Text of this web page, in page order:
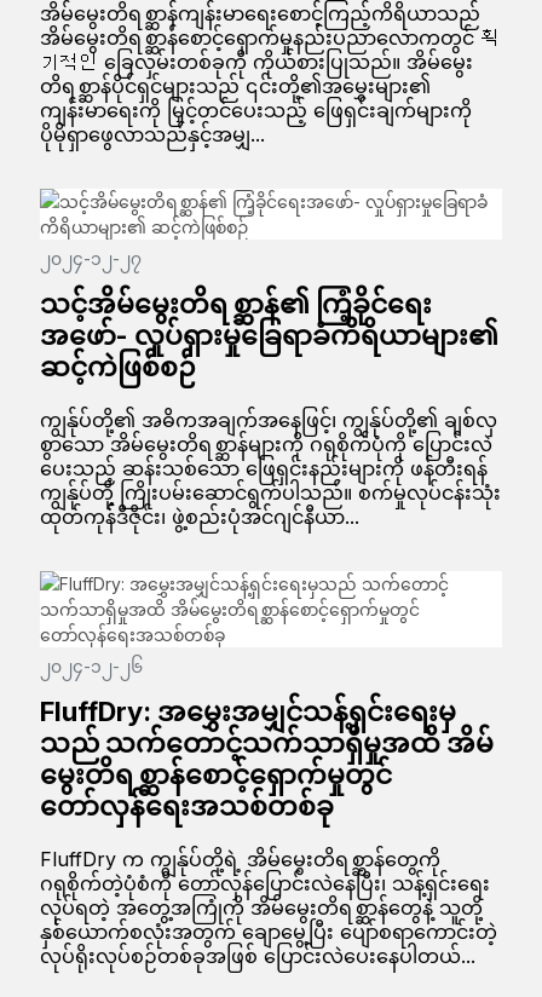
အိမ်မွေးတိရစ္ဆာန်ကျန်းမာရေးစောင့်ကြည့်ကိရိယာသည်
အိမ်မွေးတိရစ္ဆာန်စောင့်ရှောက်မှုနည်းပညာလောကတွင် 획
기적인 ခြေလှမ်းတစ်ခုကို ကိုယ်စားပြုသည်။ အိမ်မွေး
တိရစ္ဆာန်ပိုင်ရှင်များသည် ၎င်းတို့၏အမွှေးများ၏
ကျန်းမာရေးကို မြှင့်တင်ပေးသည့် ဖြေရှင်းချက်များကို
ပိုမိုရှာဖွေလာသည်နှင့်အမျှ...
၂၀၂၄-၁၂-၂၇
သင့်အိမ်မွေးတိရစ္ဆာန်၏ ကြံ့ခိုင်ရေး
အဖော်- လှုပ်ရှားမှုခြေရာခံကိရိယာများ၏
ဆင့်ကဲဖြစ်စဉ်
ကျွန်ုပ်တို့၏ အဓိကအချက်အနေဖြင့်၊ ကျွန်ုပ်တို့၏ ချစ်လှ
စွာသော အိမ်မွေးတိရစ္ဆာန်များကို ဂရုစိုက်ပုံကို ပြောင်းလဲ
ပေးသည့် ဆန်းသစ်သော ဖြေရှင်းနည်းများကို ဖန်တီးရန်
ကျွန်ုပ်တို့ ကြိုးပမ်းဆောင်ရွက်ပါသည်။ စက်မှုလုပ်ငန်းသုံး
ထုတ်ကုန်ဒီဇိုင်း၊ ဖွဲ့စည်းပုံအင်ဂျင်နီယာ...
၂၀၂၄-၁၂-၂၆
FluffDry: အမွှေးအမျှင်သန့်ရှင်းရေးမှ
သည် သက်တောင့်သက်သာရှိမှုအထိ အိမ်
မွေးတိရစ္ဆာန်စောင့်ရှောက်မှုတွင်
တော်လှန်ရေးအသစ်တစ်ခု
FluffDry က ကျွန်ုပ်တို့ရဲ့ အိမ်မွေးတိရစ္ဆာန်တွေကို
ဂရုစိုက်တဲ့ပုံစံကို တော်လှန်ပြောင်းလဲနေပြီး၊ သန့်ရှင်းရေး
လုပ်ရတဲ့ အတွေ့အကြုံကို အိမ်မွေးတိရစ္ဆာန်တွေနဲ့ သူတို့
နှစ်ယောက်စလုံးအတွက် ချောမွေ့ပြီး ပျော်စရာကောင်းတဲ့
လုပ်ရိုးလုပ်စဉ်တစ်ခုအဖြစ် ပြောင်းလဲပေးနေပါတယ်...